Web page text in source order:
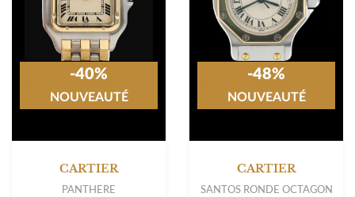
CARTIER
PANTHERE
-40%
NOUVEAUTÉ
CARTIER
SANTOS RONDE OCTAGON
-48%
NOUVEAUTÉ